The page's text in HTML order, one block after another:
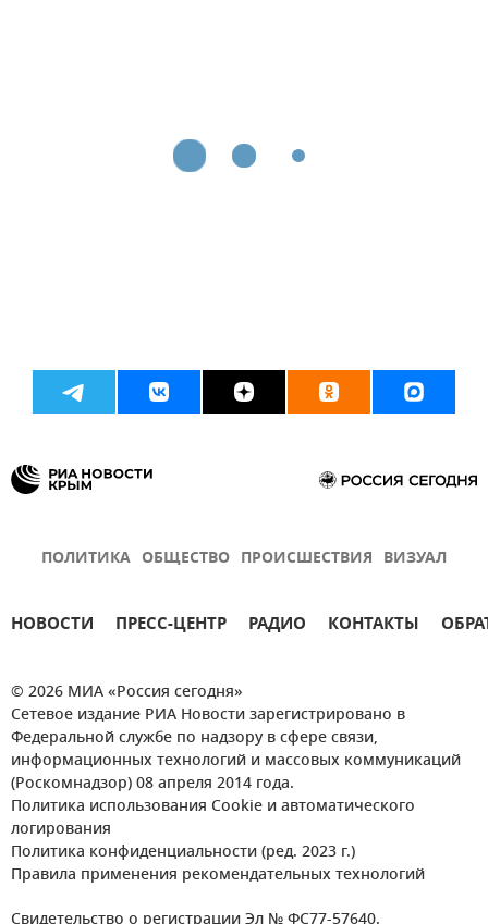
ПОЛИТИКА ОБЩЕСТВО ПРОИСШЕСТВИЯ ВИЗУАЛ
НОВОСТИ ПРЕСС-ЦЕНТР РАДИО КОНТАКТЫ
© 2026 МИА «Россия сегодня»
Сетевое издание РИА Новости зарегистрировано в
Федеральной службе по надзору в сфере связи,
информационных технологий и массовых коммуникаций
(Роскомнадзор) 08 апреля 2014 года.
Политика использования Cookie и автоматического
логирования
Политика конфиденциальности (ред. 2023 г.)
Правила применения рекомендательных технологий